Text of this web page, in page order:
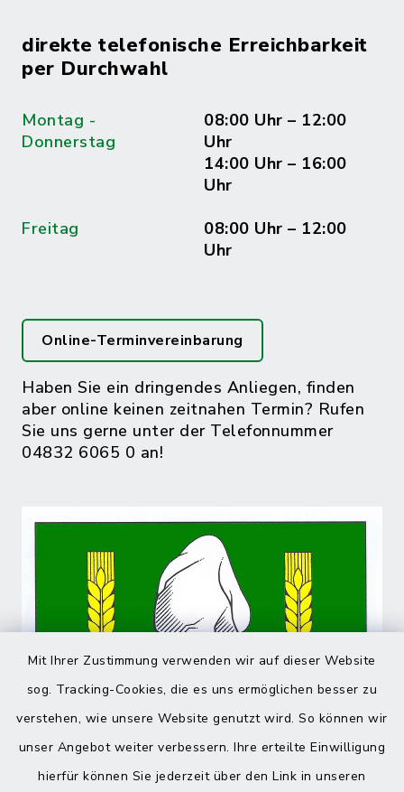
Mit Ihrer Zustimmung verwenden wir auf dieser Website
sog. Tracking-Cookies, die es uns ermöglichen besser zu
verstehen, wie unsere Website genutzt wird. So können wir
unser Angebot weiter verbessern. Ihre erteilte Einwilligung
hierfür können Sie jederzeit über den Link in unseren
direkte telefonische Erreichbarkeit
per Durchwahl
Montag -
Donnerstag
08:00 Uhr – 12:00
Uhr
14:00 Uhr – 16:00
Uhr
Freitag
08:00 Uhr – 12:00
Uhr
Online-Terminvereinbarung
Haben Sie ein dringendes Anliegen, finden
aber online keinen zeitnahen Termin? Rufen
Sie uns gerne unter der Telefonnummer
04832 6065 0 an!